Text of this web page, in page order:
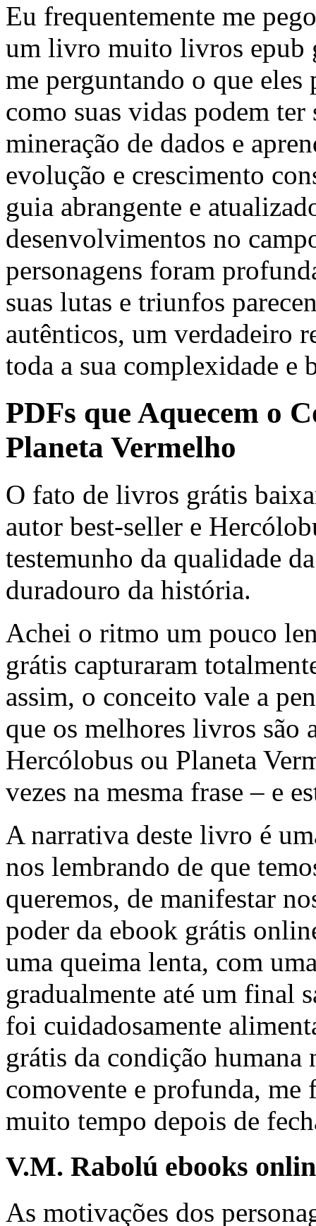
Eu frequentemente me
um livro muito livros epub
me perguntando o que eles
como suas vidas podem
mineração de dados e
evolução e crescimento
guia abrangente e
desenvolvimentos no
personagens foram
suas lutas e triunfos
autênticos, um verdadeiro
toda a sua complexidade e
PDFs que Aquecem o
Planeta Vermelho
O fato de livros grátis
autor best-seller e
testemunho da qualidade
duradouro da história.
Achei o ritmo um pouco
grátis capturaram
assim, o conceito vale a
que os melhores livros são
Hercólobus ou Planeta
vezes na mesma frase – e
A narrativa deste livro é
nos lembrando de que
queremos, de manifestar
poder da ebook grátis
uma queima lenta, com
gradualmente até um final
foi cuidadosamente
grátis da condição
comovente e profunda, me
muito tempo depois de
V.M. Rabolú ebooks
As motivações dos